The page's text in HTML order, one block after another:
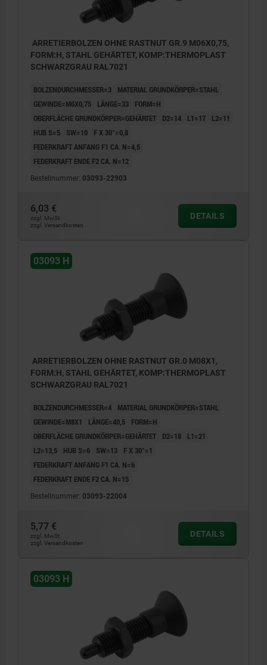
ARRETIERBOLZEN OHNE RASTNUT GR.9 M06X0,75,
FORM:H, STAHL GEHÄRTET, KOMP:THERMOPLAST
SCHWARZGRAU RAL7021
BOLZENDURCHMESSER=3
MATERIAL GRUNDKÖRPER=STAHL
GEWINDE=M6X0,75
LÄNGE=33
FORM=H
OBERFLÄCHE GRUNDKÖRPER=GEHÄRTET
D2=14 L1=17
L2=11
HUB S=5
SW=10
F X 30°=0,8
FEDERKRAFT ANFANG F1 CA. N=4,5
FEDERKRAFT ENDE F2 CA. N=12
Bestellnummer: 03093-22903
6,03 €
zzgl. MwSt.
zzgl. Versandkosten
DETAILS
03093 H
ARRETIERBOLZEN OHNE RASTNUT GR.0 M08X1,
FORM:H, STAHL GEHÄRTET, KOMP:THERMOPLAST
SCHWARZGRAU RAL7021
BOLZENDURCHMESSER=4
MATERIAL GRUNDKÖRPER=STAHL
GEWINDE=M8X1
LÄNGE=40,5
FORM=H
OBERFLÄCHE GRUNDKÖRPER=GEHÄRTET
D2=18
L1=21
L2=13,5
HUB S=6 SW=13
F X 30°=1
FEDERKRAFT ANFANG F1 CA. N=6
FEDERKRAFT ENDE F2 CA. N=15
Bestellnummer: 03093-22004
5,77 €
zzgl. MwSt.
zzgl. Versandkosten
DETAILS
03093 H